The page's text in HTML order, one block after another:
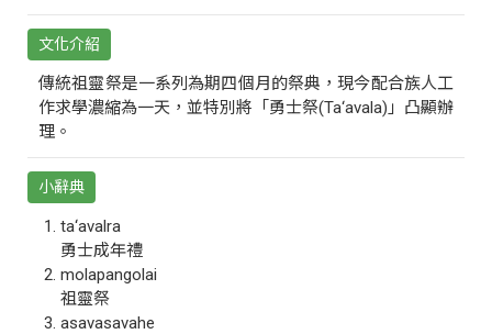
文化介紹
傳統祖靈祭是一系列為期四個月的祭典，現今配合族人工
作求學濃縮為一天，並特別將「勇士祭(Ta‘avala)」凸顯辦
理。
小辭典
ta‘avalra
勇士成年禮
molapangolai
祖靈祭
asavasavahe